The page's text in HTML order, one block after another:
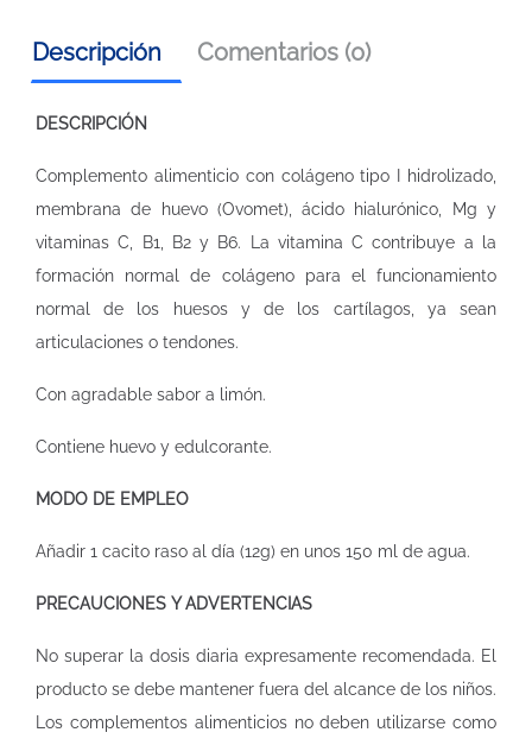
Descripción Comentarios (0)
DESCRIPCIÓN
Complemento alimenticio con colágeno tipo I hidrolizado,
membrana de huevo (Ovomet), ácido hialurónico, Mg y
vitaminas C, B1, B2 y B6. La vitamina C contribuye a la
formación normal de colágeno para el funcionamiento
normal de los huesos y de los cartílagos, ya sean
articulaciones o tendones.
Con agradable sabor a limón.
Contiene huevo y edulcorante.
MODO DE EMPLEO
Añadir 1 cacito raso al día (12g) en unos 150 ml de agua.
PRECAUCIONES Y ADVERTENCIAS
No superar la dosis diaria expresamente recomendada. El
producto se debe mantener fuera del alcance de los niños.
Los complementos alimenticios no deben utilizarse como